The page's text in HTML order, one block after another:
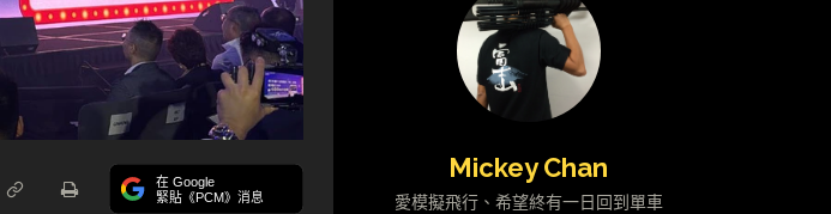
在 Google
緊貼《PCM》消息
Mickey Chan
愛模擬飛行、希望終有一日回到單車